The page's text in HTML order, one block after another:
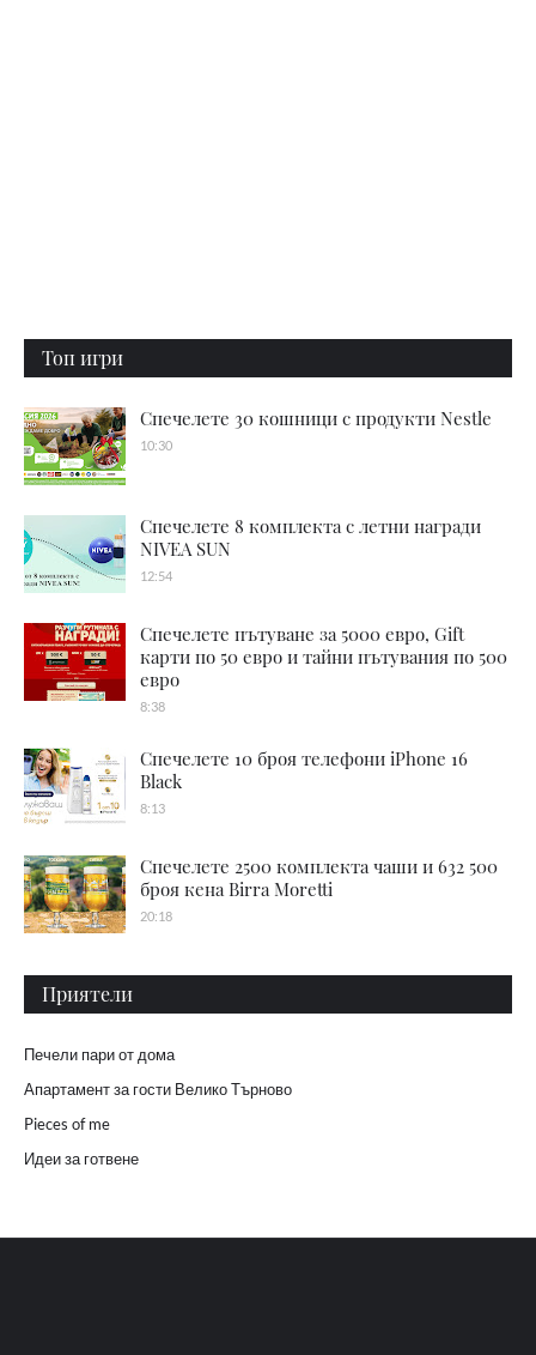
Топ игри
Спечелете 30 кошници с продукти Nestle
10:30
Спечелете 8 комплекта с летни награди
NIVEA SUN
12:54
Спечелете пътуване за 5000 евро, Gift
карти по 50 евро и тайни пътувания по 500
евро
8:38
Спечелете 10 броя телефони iPhone 16
Black
8:13
Спечелете 2500 комплекта чаши и 632 500
броя кена Birra Moretti
20:18
Приятели
Печели пари от дома
Апартамент за гости Велико Търново
Pieces of me
Идеи за готвене